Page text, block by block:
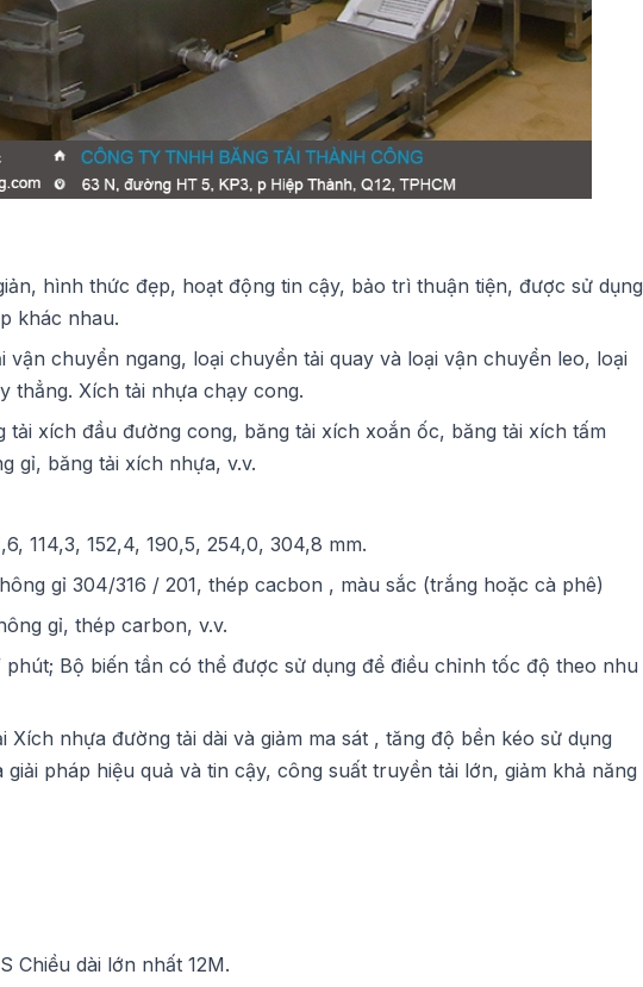
hình thức đẹp, hoạt động tin cậy, bảo trì thuận tiện, được sử dụng
khác nhau.
chuyển ngang, loại chuyển tải quay và loại vận chuyển leo, loại
thẳng. Xích tải nhựa chạy cong.
tải xích đầu đường cong, băng tải xích xoắn ốc, băng tải xích tấm
gỉ, băng tải xích nhựa, v.v.
114,3, 152,4, 190,5, 254,0, 304,8 mm.
gỉ 304/316 / 201, thép cacbon , màu sắc (trắng hoặc cà phê)
gỉ, thép carbon, v.v.
Bộ biến tần có thể được sử dụng để điều chỉnh tốc độ theo nhu
nhựa đường tải dài và giảm ma sát , tăng độ bền kéo sử dụng
pháp hiệu quả và tin cậy, công suất truyền tải lớn, giảm khả năng
Chiều dài lớn nhất 12M.